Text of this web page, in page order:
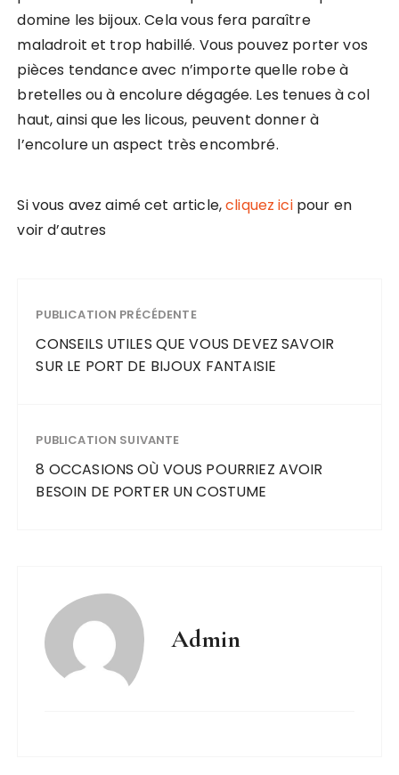
domine les bijoux. Cela vous fera paraître
maladroit et trop habillé. Vous pouvez porter vos
pièces tendance avec n’importe quelle robe à
bretelles ou à encolure dégagée. Les tenues à col
haut, ainsi que les licous, peuvent donner à
l’encolure un aspect très encombré.
Si vous avez aimé cet article,cliquez icipour en
voir d’autres
PUBLICATION PRÉCÉDENTE
CONSEILS UTILES QUE VOUS DEVEZ SAVOIR
SUR LE PORT DE BIJOUX FANTAISIE
PUBLICATION SUIVANTE
8 OCCASIONS OÙ VOUS POURRIEZ AVOIR
BESOIN DE PORTER UN COSTUME
Admin